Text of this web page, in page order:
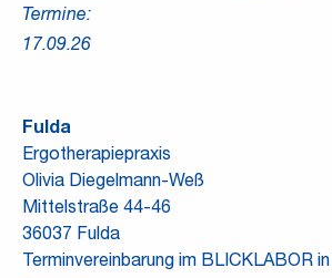
Termine:
17.09.26
Fulda
Ergotherapiepraxis
Olivia Diegelmann-Weß
Mittelstraße 44-46
36037 Fulda
Terminvereinbarung im BLICKLABOR